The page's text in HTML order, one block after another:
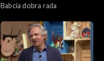
Babcia dobra rada